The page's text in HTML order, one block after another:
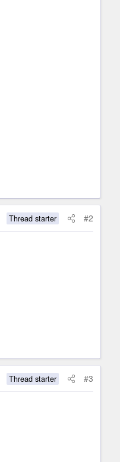
Thread starter #2
Thread starter #3